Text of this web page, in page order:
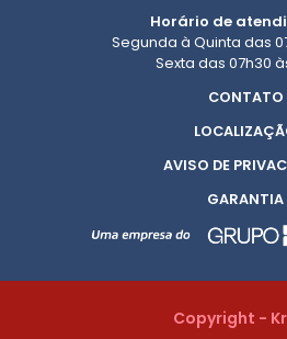
Horário de
Segunda à Quinta das
Sexta das 07h30
CONTATO
AVISO DE
GARANTIA
Copyright -